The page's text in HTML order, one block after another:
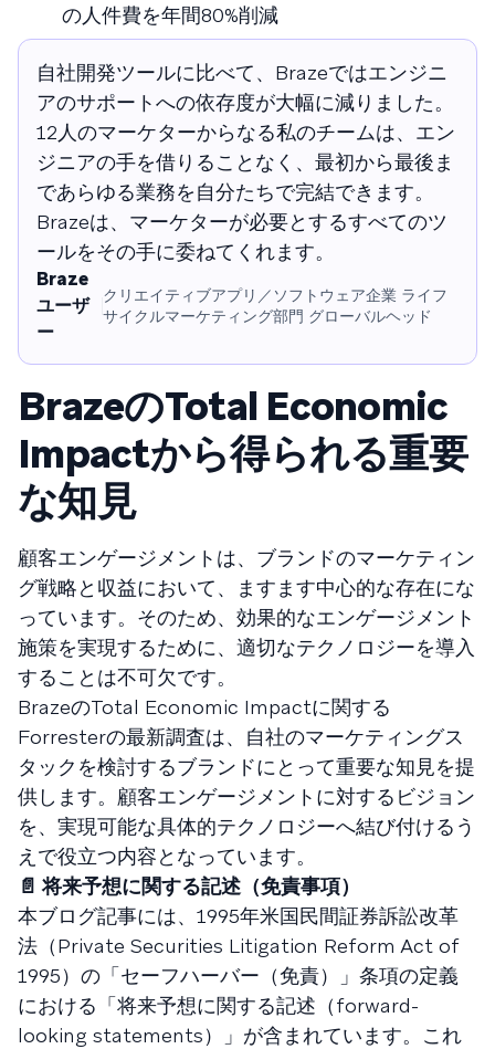
の人件費を年間80%削減
自社開発ツールに比べて、Brazeではエンジニ
アのサポートへの依存度が大幅に減りました。
12人のマーケターからなる私のチームは、エン
ジニアの手を借りることなく、最初から最後ま
であらゆる業務を自分たちで完結できます。
Brazeは、マーケターが必要とするすべてのツ
ールをその手に委ねてくれます。
Braze
ユーザ
ー
クリエイティブアプリ／ソフトウェア企業 ライフ
サイクルマーケティング部門 グローバルヘッド
BrazeのTotal Economic
Impactから得られる重要
な知見
顧客エンゲージメントは、ブランドのマーケティン
グ戦略と収益において、ますます中心的な存在にな
っています。そのため、効果的なエンゲージメント
施策を実現するために、適切なテクノロジーを導入
することは不可欠です。
BrazeのTotal Economic Impactに関する
Forresterの最新調査は、自社のマーケティングス
タックを検討するブランドにとって重要な知見を提
供します。顧客エンゲージメントに対するビジョン
を、実現可能な具体的テクノロジーへ結び付けるう
えで役立つ内容となっています。
📄 将来予想に関する記述（免責事項）
本ブログ記事には、1995年米国民間証券訴訟改革
法（Private Securities Litigation Reform Act of
1995）の「セーフハーバー（免責）」条項の定義
における「将来予想に関する記述（forward-
looking statements）」が含まれています。これ